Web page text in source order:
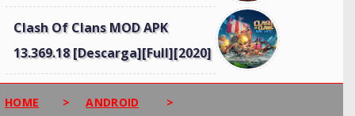
Clash Of Clans MOD APK
13.369.18 [Descarga][Full][2020]
HOME > ANDROID >